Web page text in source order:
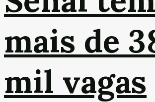
mais de
mil vagas